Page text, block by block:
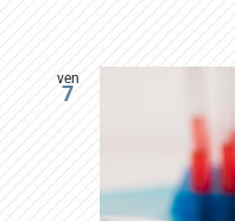
ven
7